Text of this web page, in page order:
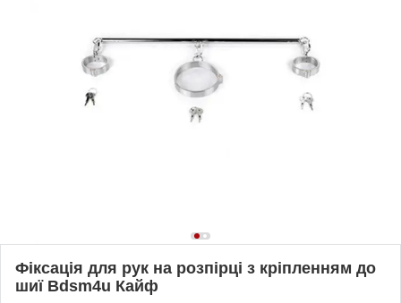
Фіксація для рук на розпірці з кріпленням до
шиї Bdsm4u Кайф